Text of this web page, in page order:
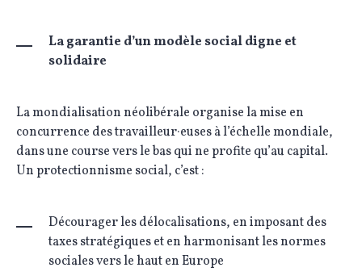
La garantie d’un modèle social digne et
solidaire
La mondialisation néolibérale organise la mise en
concurrence des travailleur·euses à l’échelle mondiale,
dans une course vers le bas qui ne profite qu’au capital.
Un protectionnisme social, c’est :
Décourager les délocalisations, en imposant des
taxes stratégiques et en harmonisant les normes
sociales vers le haut en Europe